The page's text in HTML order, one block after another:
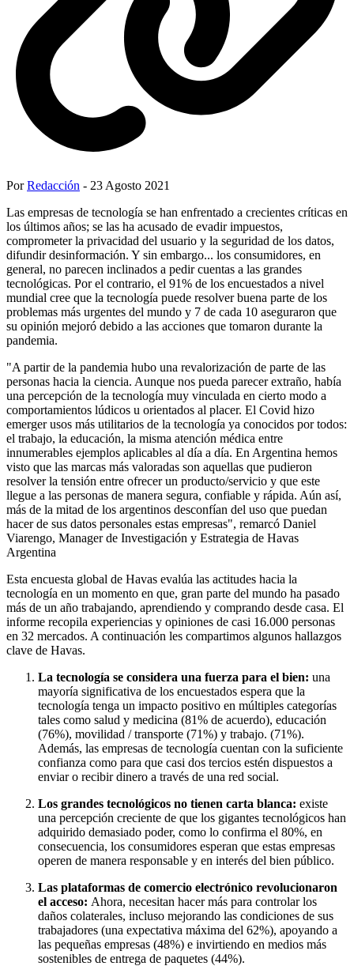
PorRedacción - 23 Agosto 2021
Las empresas de tecnología se han enfrentado a crecientes críticas en
los últimos años; se las ha acusado de evadir impuestos,
comprometer la privacidad del usuario y la seguridad de los datos,
difundir desinformación. Y sin embargo... los consumidores, en
general, no parecen inclinados a pedir cuentas a las grandes
tecnológicas. Por el contrario, el 91% de los encuestados a nivel
mundial cree que la tecnología puede resolver buena parte de los
problemas más urgentes del mundo y 7 de cada 10 aseguraron que
su opinión mejoró debido a las acciones que tomaron durante la
pandemia.
"A partir de la pandemia hubo una revalorización de parte de las
personas hacia la ciencia. Aunque nos pueda parecer extraño, había
una percepción de la tecnología muy vinculada en cierto modo a
comportamientos lúdicos u orientados al placer. El Covid hizo
emerger usos más utilitarios de la tecnología ya conocidos por todos:
el trabajo, la educación, la misma atención médica entre
innumerables ejemplos aplicables al día a día. En Argentina hemos
visto que las marcas más valoradas son aquellas que pudieron
resolver la tensión entre ofrecer un producto/servicio y que este
llegue a las personas de manera segura, confiable y rápida. Aún así,
más de la mitad de los argentinos desconfían del uso que puedan
hacer de sus datos personales estas empresas", remarcó Daniel
Viarengo, Manager de Investigación y Estrategia de Havas
Argentina
Esta encuesta global de Havas evalúa las actitudes hacia la
tecnología en un momento en que, gran parte del mundo ha pasado
más de un año trabajando, aprendiendo y comprando desde casa. El
informe recopila experiencias y opiniones de casi 16.000 personas
en 32 mercados. A continuación les compartimos algunos hallazgos
clave de Havas.
La tecnología se considera una fuerza para el bien: una
mayoría significativa de los encuestados espera que la
tecnología tenga un impacto positivo en múltiples categorías
tales como salud y medicina (81% de acuerdo), educación
(76%), movilidad / transporte (71%) y trabajo. (71%).
Además, las empresas de tecnología cuentan con la suficiente
confianza como para que casi dos tercios estén dispuestos a
enviar o recibir dinero a través de una red social.
Los grandes tecnológicos no tienen carta blanca: existe
una percepción creciente de que los gigantes tecnológicos han
adquirido demasiado poder, como lo confirma el 80%, en
consecuencia, los consumidores esperan que estas empresas
operen de manera responsable y en interés del bien público.
Las plataformas de comercio electrónico revolucionaron
el acceso: Ahora, necesitan hacer más para controlar los
daños colaterales, incluso mejorando las condiciones de sus
trabajadores (una expectativa máxima del 62%), apoyando a
las pequeñas empresas (48%) e invirtiendo en medios más
sostenibles de entrega de paquetes (44%).